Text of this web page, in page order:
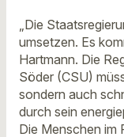
„Die
umsetzen. Es
Hartmann. Die
Söder (CSU)
sondern auch
durch sein
Die Menschen im